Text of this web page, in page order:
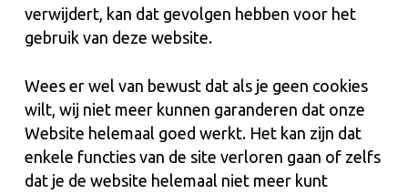
verwijdert, kan dat gevolgen hebben voor het
gebruik van deze website.
Wees er wel van bewust dat als je geen cookies
wilt, wij niet meer kunnen garanderen dat onze
Website helemaal goed werkt. Het kan zijn dat
enkele functies van de site verloren gaan of zelfs
dat je de website helemaal niet meer kunt